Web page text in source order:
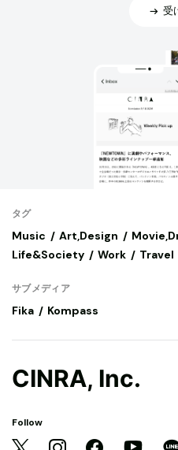
受
タグ
Music Art,Design
Life&Society
Work Travel
サブメディア
Fika Kompass
CINRA, Inc.
Follow